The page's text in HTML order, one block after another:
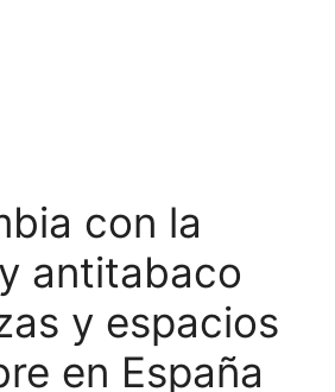
con la
antitabaco
y espacios
en España